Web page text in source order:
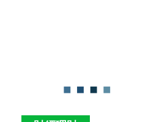
能將使用者資訊回傳至中國